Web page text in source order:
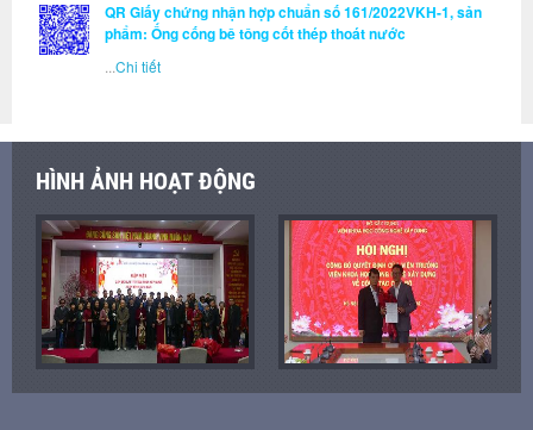
QR Giấy chứng nhận hợp chuẩn số 161/2022VKH-1, sản
phẩm: Ống cống bê tông cốt thép thoát nước
Chi tiết
HÌNH ẢNH HOẠT ĐỘNG